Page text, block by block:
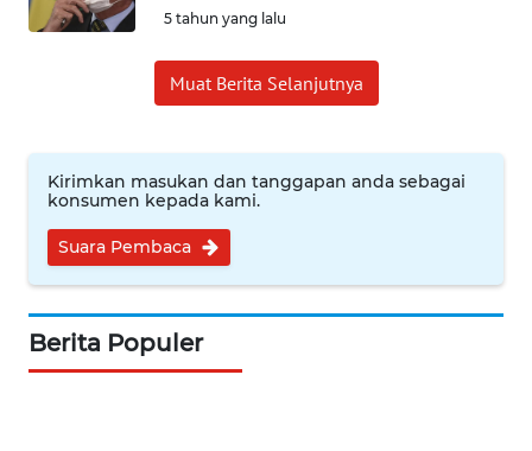
5 tahun yang lalu
Muat Berita Selanjutnya
Kirimkan masukan dan tanggapan anda sebagai
konsumen kepada kami.
Suara Pembaca
Berita Populer
WN
JATENG
WN
NUSANTARA